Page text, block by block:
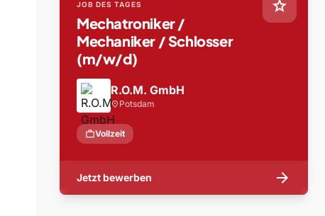
star
JOB DES TAGES
Mechatroniker /
Mechaniker / Schlosser
(m/w/d)
R.O.M. GmbH
location_on Potsdam
workVollzeit
Jetzt bewerben arrow_forward